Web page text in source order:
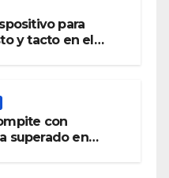
para
y tacto en el
con
superado en